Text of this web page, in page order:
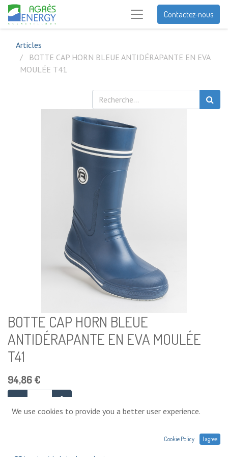
Contactez-nous
Articles
BOTTE CAP HORN BLEUE ANTIDÉRAPANTE EN EVA
MOULÉE T41
BOTTE CAP HORN BLEUE
ANTIDÉRAPANTE EN EVA MOULÉE
T41
94,86€
We use cookies to provide you a better user experience.
Cookie Policy I agree